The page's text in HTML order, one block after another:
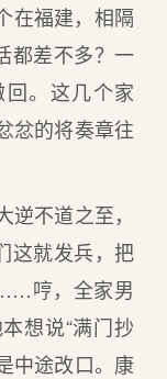
在福建，相隔
都差不多？一
。这几个家
忿的将奏章往
不道之至，
这就发兵，把
哼，全家男
想说“满门抄
中途改口。康